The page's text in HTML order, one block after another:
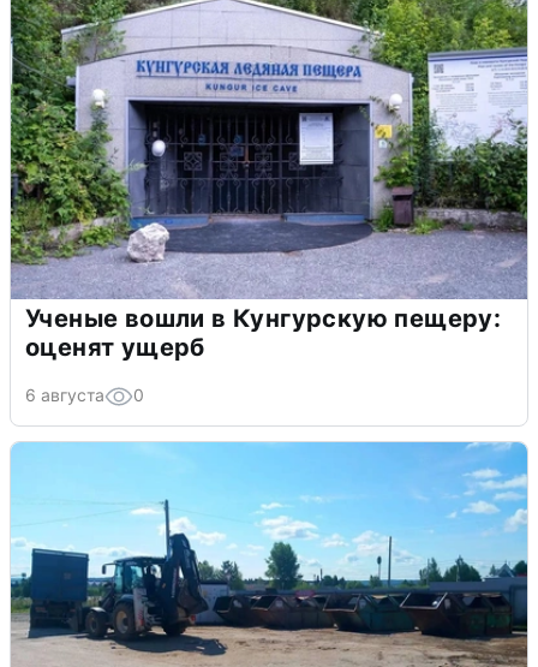
Ученые вошли в Кунгурскую пещеру:
оценят ущерб
6 августа 0